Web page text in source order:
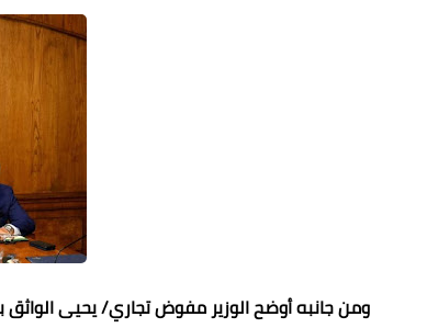
ومن جانبه أوضح الوزير مفوض تجاري/ يحيى